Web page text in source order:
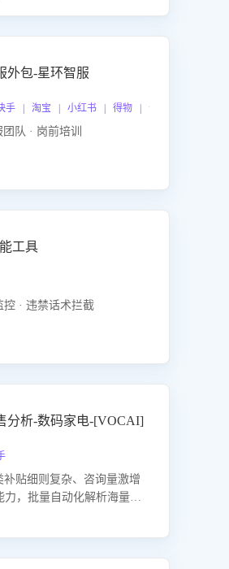
外包-星环智服
| 淘宝 | 小红书 | 得物 | 企业微信
队 · 岗前培训
工具
· 违禁话术拦截
分析-数码家电-[VOCAI]
贴细则复杂、咨询量激增
，批量自动化解析海量客
，深度洞察决策动因。同